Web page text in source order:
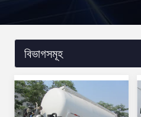
বিভাগসমূহ